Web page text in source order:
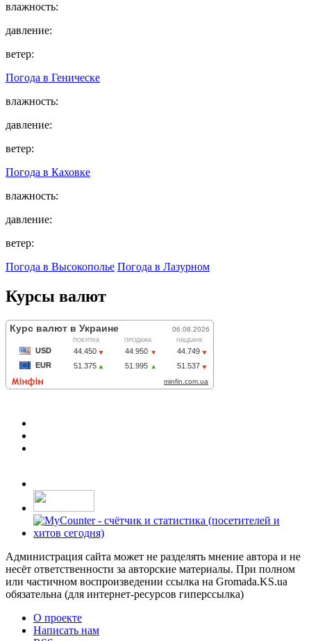
влажность:
давление:
ветер:
Погода в Геническе
влажность:
давление:
ветер:
Погода в Каховке
влажность:
давление:
ветер:
Погода в Высокополье Погода в Лазурном
Курсы валют
Администрация сайта может не разделять мнение автора и не
несёт ответственности за авторские материалы. При полном
или частичном воспроизведении ссылка на Gromada.KS.ua
обязательна (для интернет-ресурсов гиперссылка)
О проекте
Написать нам